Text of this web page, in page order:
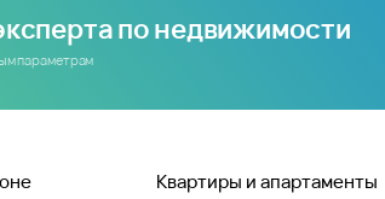
по недвижимости
параметрам
Квартиры и апартаменты